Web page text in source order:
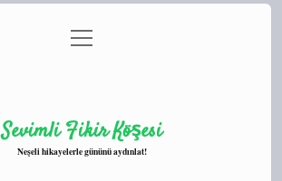
Gizlilik Politikası
menüyü
aç
Sevimli Fikir Köşesi
Neşeli hikayelerle gününü aydınlat!